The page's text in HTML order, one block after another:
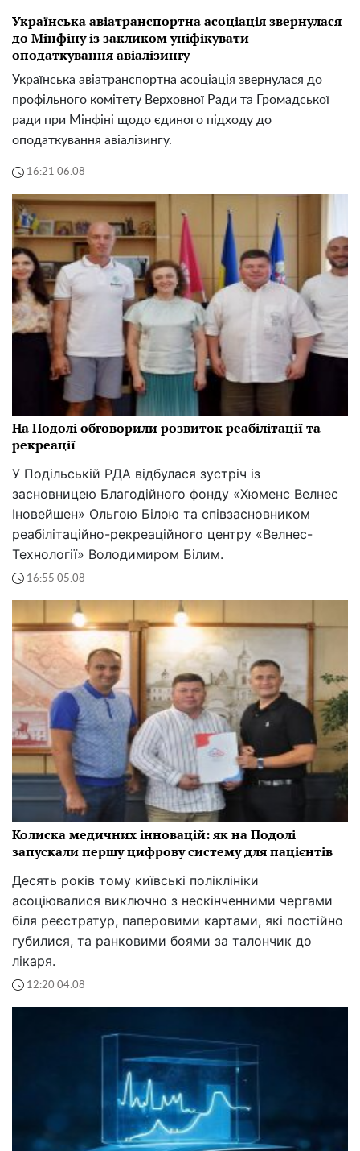
Українська авіатранспортна асоціація звернулася
до Мінфіну із закликом уніфікувати
оподаткування авіалізингу
Українська авіатранспортна асоціація звернулася до
профільного комітету Верховної Ради та Громадської
ради при Мінфіні щодо єдиного підходу до
оподаткування авіалізингу.
16:21 06.08
На Подолі обговорили розвиток реабілітації та
рекреації
У Подільській РДА відбулася зустріч із
засновницею Благодійного фонду «Хюменс Велнес
Іновейшен» Ольгою Білою та співзасновником
реабілітаційно-рекреаційного центру «Велнес-
Технології» Володимиром Білим.
16:55 05.08
Колиска медичних інновацій: як на Подолі
запускали першу цифрову систему для пацієнтів
Десять років тому київські поліклініки
асоціювалися виключно з нескінченними чергами
біля реєстратур, паперовими картами, які постійно
губилися, та ранковими боями за талончик до
лікаря.
12:20 04.08